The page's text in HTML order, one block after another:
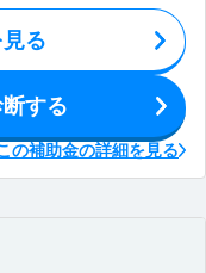
る
する
の補助金の詳細を見る